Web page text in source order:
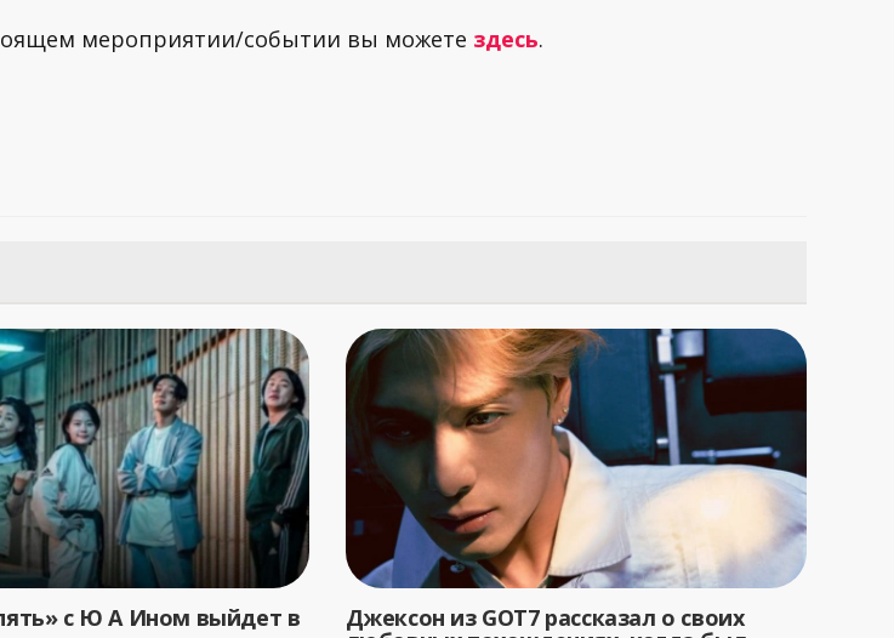
мероприятии/событии вы можете здесь.
с Ю А Ином выйдет в Джексон из GOT7 рассказал о своих